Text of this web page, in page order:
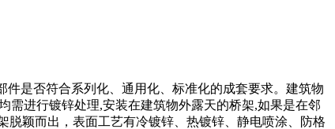
是否符合系列化、通用化、标准化的成套要求。建筑物
需进行镀锌处理,安装在建筑物外露天的桥架,如果是在邻
颖而出，表面工艺有冷镀锌、热镀锌、静电喷涂、防格